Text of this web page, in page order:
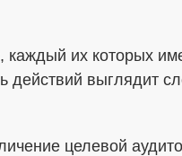
каждый их которых
действий выглядит
целевой